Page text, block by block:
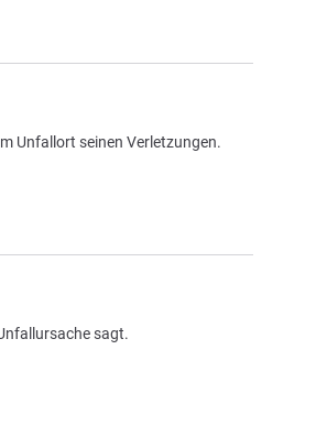
Unfallort seinen Verletzungen.
sagt.